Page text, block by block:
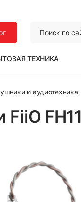
ТЕХНИКА
и аудиотехника
FH11